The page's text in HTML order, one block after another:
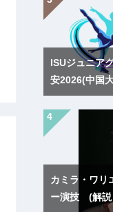
ISUジュニア
安2026(中国
カミラ・ワ
ー演技 (解説